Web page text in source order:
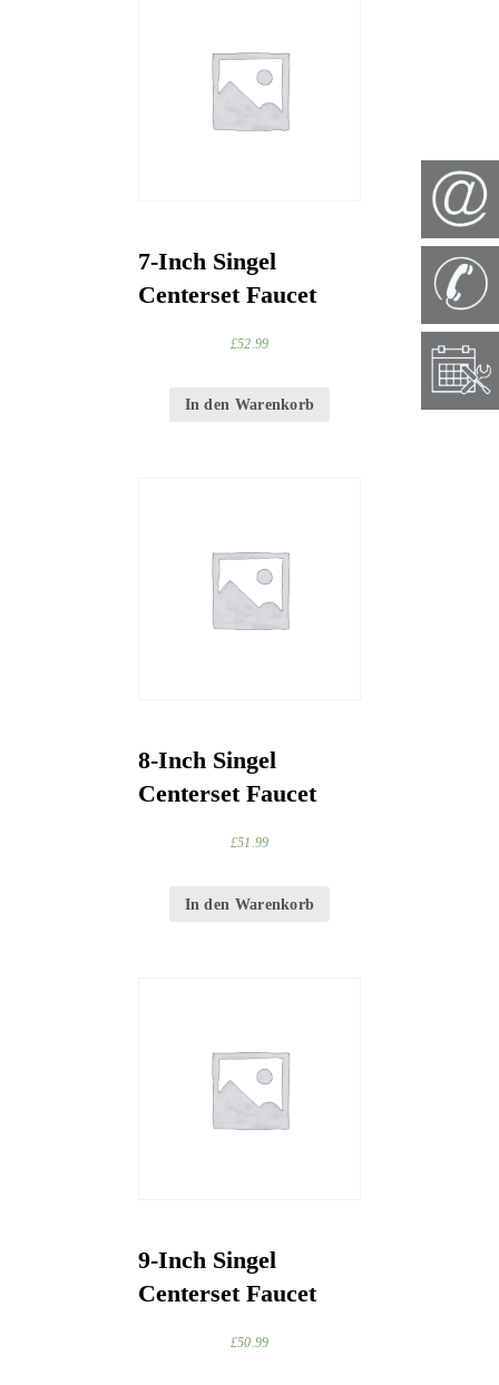
7-Inch Singel
Centerset Faucet
£52.99
In den Warenkorb
8-Inch Singel
Centerset Faucet
£51.99
In den Warenkorb
9-Inch Singel
Centerset Faucet
£50.99